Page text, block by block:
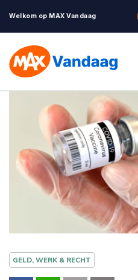
Welkom op MAX Vandaag
GELD, WERK & RECHT